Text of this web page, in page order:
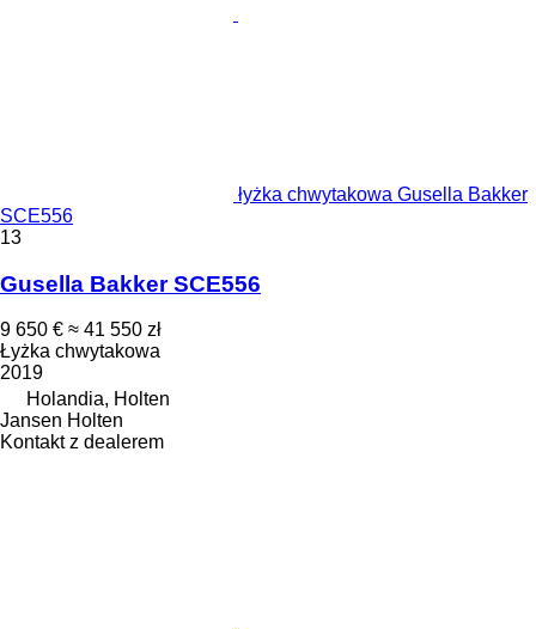
łyżka chwytakowa Gusella Bakker
SCE556
13
Gusella Bakker SCE556
9 650 € ≈ 41 550 zł
Łyżka chwytakowa
2019
Holandia, Holten
Jansen Holten
Kontakt z dealerem